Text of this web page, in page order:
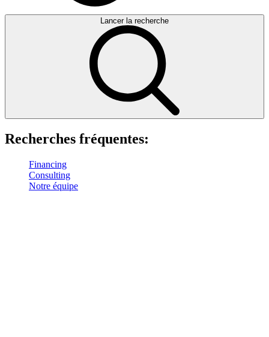
Lancer la recherche
Recherches fréquentes:
Financing
Consulting
Notre équipe